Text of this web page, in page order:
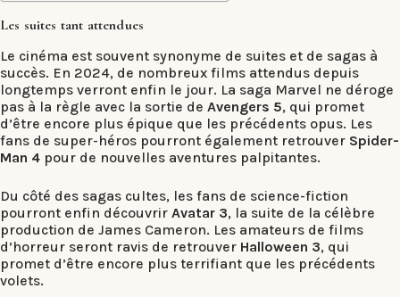
Les suites tant attendues
Le cinéma est souvent synonyme de suites et de sagas à
succès. En 2024, de nombreux films attendus depuis
longtemps verront enfin le jour. La saga Marvel ne déroge
pas à la règle avec la sortie de Avengers 5, qui promet
d’être encore plus épique que les précédents opus. Les
fans de super-héros pourront également retrouver Spider-
Man 4 pour de nouvelles aventures palpitantes.
Du côté des sagas cultes, les fans de science-fiction
pourront enfin découvrir Avatar 3, la suite de la célèbre
production de James Cameron. Les amateurs de films
d’horreur seront ravis de retrouver Halloween 3, qui
promet d’être encore plus terrifiant que les précédents
volets.